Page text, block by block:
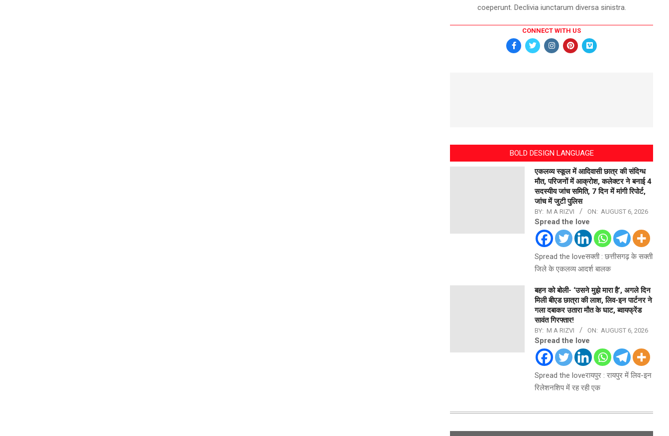
coeperunt. Declivia iunctarum diversa sinistra.
CONNECT WITH US
BOLD DESIGN LANGUAGE
एकलव्य स्कूल में आदिवासी छात्र की संदिग्ध
मौत, परिजनों में आक्रोश, कलेक्टर ने बनाई 4
सदस्यीय जांच समिति, 7 दिन में मांगी रिपोर्ट,
जांच में जुटी पुलिस
BY: M A RIZVI ON: AUGUST 6, 2026
Spread the love
Spread the loveसक्ती : छत्तीसगढ़ के सक्ती
जिले के एकलव्य आदर्श बालक
बहन को बोली- ‘उसने मुझे मारा है’, अगले दिन
मिली बीएड छात्रा की लाश, लिव-इन पार्टनर ने
गला दबाकर उतारा मौत के घाट, ब्वायफ्रेंड
सावंत गिरफ्तार!
BY: M A RIZVI ON: AUGUST 6, 2026
Spread the love
Spread the loveरायपुर : रायपुर में लिव-इन
रिलेशनशिप में रह रही एक